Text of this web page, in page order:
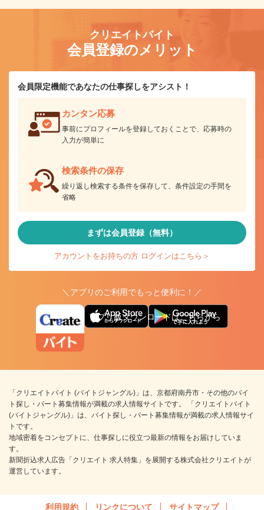
クリエイトバイト
会員登録のメリット
会員限定機能であなたの仕事探しをアシスト！
カンタン応募
事前にプロフィールを登録しておくことで、応募時の
入力が簡単に
検索条件の保存
繰り返し検索する条件を保存して、条件設定の手間を
省略
まずは会員登録（無料）
アカウントをお持ちの方 ログインはこちら＞
＼アプリのご利用でもっと便利に！／
アプリ版ダウンロードはこちらから
「クリエイトバイト (バイトジャングル)」は、京都府南丹市・その他のバイ
ト探し・パート募集情報が満載の求人情報サイトです。 「クリエイトバイト
(バイトジャングル)」は、バイト探し・パート募集情報が満載の求人情報サイ
トです。
地域密着をコンセプトに、仕事探しに役立つ最新の情報をお届けしていま
す。
新聞折込求人広告「クリエイト 求人特集」を展開する株式会社クリエイトが
運営しています。
利用規約 リンクについて サイトマップ